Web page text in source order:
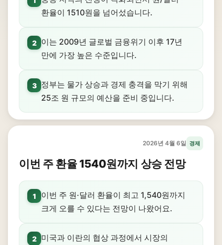
환율이 1510원을 넘어섰습니다.
2
이는 2009년 글로벌 금융위기 이후 17년
만에 가장 높은 수준입니다.
3
정부는 물가 상승과 경제 충격을 막기 위해
25조 원 규모의 예산을 준비 중입니다.
2026년 4월 6일 경제
이번 주 환율 1540원까지 상승 전망
1
이번 주 원·달러 환율이 최고 1,540원까지
크게 오를 수 있다는 전망이 나왔어요.
2 미국과 이란의 협상 과정에서 시장의